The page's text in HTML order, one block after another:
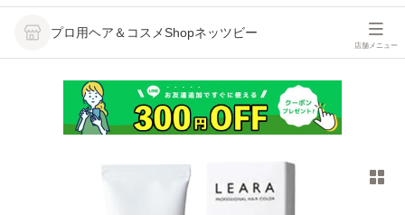
プロ用ヘア＆コスメShopネッツビー
店舗メニュー